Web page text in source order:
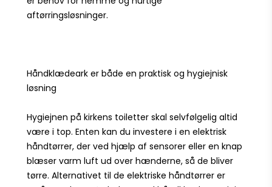
aftørringsløsninger.
Håndklædeark er både en praktisk og hygiejnisk
løsning
Hygiejnen på kirkens toiletter skal selvfølgelig altid
være i top. Enten kan du investere i en elektrisk
håndtørrer, der ved hjælp af sensorer eller en knap
blæser varm luft ud over hænderne, så de bliver
tørre. Alternativet til de elektriske håndtørrer er